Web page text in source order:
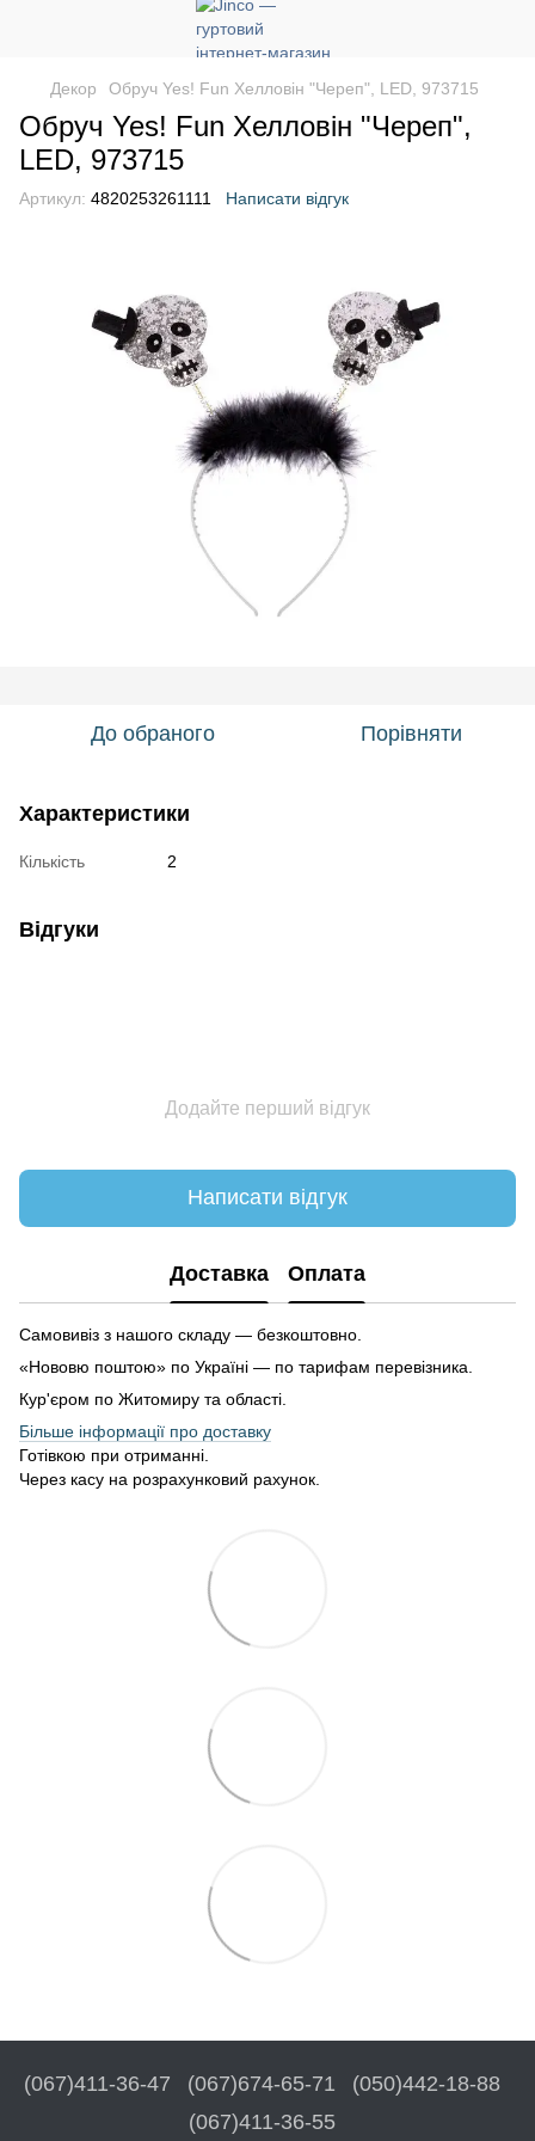
Декор Обруч Yes! Fun Хелловін "Череп", LED, 973715
Обруч Yes! Fun Хелловін "Череп",
LED, 973715
Артикул: 4820253261111 Написати відгук
До обраного Порівняти
Характеристики
Кількість 2
Відгуки
Додайте перший відгук
Написати відгук
Доставка Оплата
Самовивіз з нашого складу — безкоштовно.
«Нововю поштою» по Україні — по тарифам перевізника.
Кур'єром по Житомиру та області.
Більше інформації про доставку
Готівкою при отриманні.
Через касу на розрахунковий рахунок.
(067)411-36-47 (067)674-65-71
(050)442-18-88
(067)411-36-55